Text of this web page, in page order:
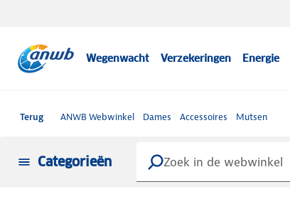
Wegenwacht Verzekeringen Energie
Terug ANWB Webwinkel Dames Accessoires Mutsen
Categorieën